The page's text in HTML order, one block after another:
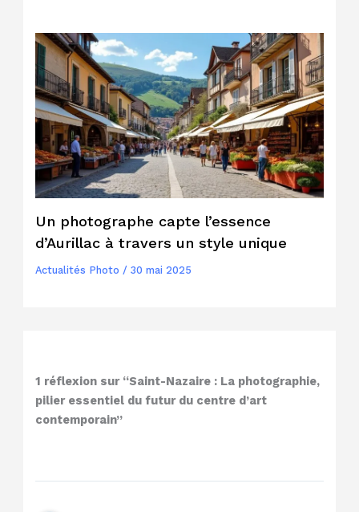
Un photographe capte l’essence
d’Aurillac à travers un style unique
Actualités Photo / 30 mai 2025
1 réflexion sur “Saint-Nazaire : La photographie,
pilier essentiel du futur du centre d’art
contemporain”